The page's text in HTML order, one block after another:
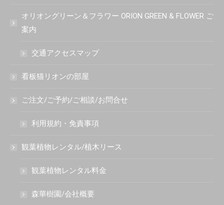
オリオングリーン＆フラワー ORION GREEN & FLOWER ご
案内
交通アクセスマップ
看板猫リオンの部屋
ご注文/ご予約/ご相談/お問合せ
利用規約・免責事項
観葉植物レンタル/植木リース
観葉植物レンタル料金
森華樹園/会社概要